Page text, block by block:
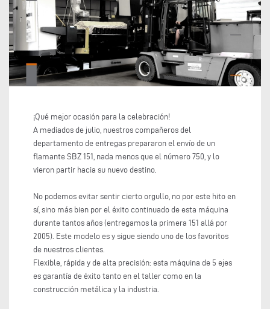
¡Qué mejor ocasión para la celebración!
A mediados de julio, nuestros compañeros del
departamento de entregas prepararon el envío de un
flamante SBZ 151, nada menos que el número 750, y lo
vieron partir hacia su nuevo destino.
No podemos evitar sentir cierto orgullo, no por este hito en
sí, sino más bien por el éxito continuado de esta máquina
durante tantos años (entregamos la primera 151 allá por
2005). Este modelo es y sigue siendo uno de los favoritos
de nuestros clientes.
Flexible, rápida y de alta precisión: esta máquina de 5 ejes
es garantía de éxito tanto en el taller como en la
construcción metálica y la industria.